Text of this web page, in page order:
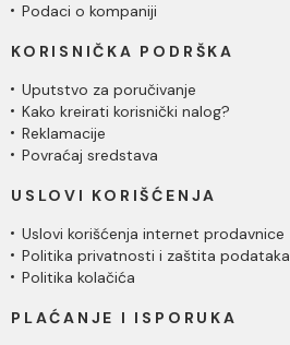
Podaci o kompaniji
KORISNIČKA PODRŠKA
Uputstvo za poručivanje
Kako kreirati korisnički nalog?
Reklamacije
Povraćaj sredstava
USLOVI KORIŠĆENJA
Uslovi korišćenja internet prodavnice
Politika privatnosti i zaštita podataka
Politika kolačića
PLAĆANJE I ISPORUKA